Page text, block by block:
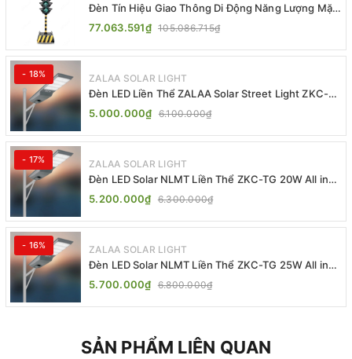
Đèn Tín Hiệu Giao Thông Di Động Năng Lượng Mặt
Trời ZALAA ZL-409300C
77.063.591₫ 105.086.715₫
- 18% ZALAA SOLAR LIGHT
Đèn LED Liền Thể ZALAA Solar Street Light ZKC-
TG 20W 25W 30W All In One
5.000.000₫ 6.100.000₫
- 17% ZALAA SOLAR LIGHT
Đèn LED Solar NLMT Liền Thể ZKC-TG 20W All in
One | ZALAA Street Light
5.200.000₫ 6.300.000₫
- 16% ZALAA SOLAR LIGHT
Đèn LED Solar NLMT Liền Thể ZKC-TG 25W All in
One | ZALAA Street Light
5.700.000₫ 6.800.000₫
SẢN PHẨM LIÊN QUAN